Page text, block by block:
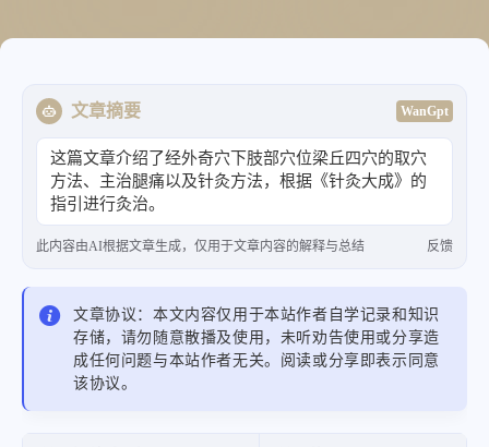
文章摘要 WanGpt
这篇文章介绍了经外奇穴下肢部穴位梁丘四穴的取穴
方法、主治腿痛以及针灸方法，根据《针灸大成》的
指引进行灸治。
此内容由AI根据文章生成，仅用于文章内容的解释与总结 反馈
文章协议：本文内容仅用于本站作者自学记录和知识
存储，请勿随意散播及使用，未听劝告使用或分享造
成任何问题与本站作者无关。阅读或分享即表示同意
该协议。